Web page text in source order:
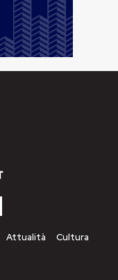
Attualità
Cultura